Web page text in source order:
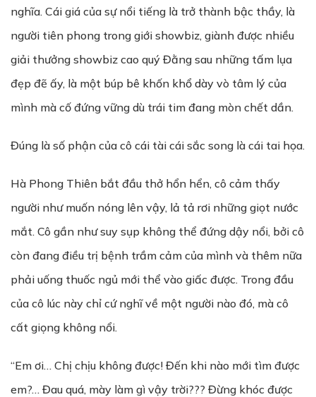
nghĩa. Cái giá của sự nổi tiếng là trở thành bậc thầy, là
người tiên phong trong giới showbiz, giành được nhiều
giải thưởng showbiz cao quý Đằng sau những tấm lụa
đẹp đẽ ấy, là một búp bê khốn khổ dày vò tâm lý của
mình mà cố đứng vững dù trái tim đang mòn chết dần.
Đúng là số phận của cô cái tài cái sắc song là cái tai họa.
Hà Phong Thiên bắt đầu thở hổn hển, cô cảm thấy
người như muốn nóng lên vậy, lả tả rơi những giọt nước
mắt. Cô gần như suy sụp không thể đứng dậy nổi, bởi cô
còn đang điều trị bệnh trầm cảm của mình và thêm nữa
phải uống thuốc ngủ mới thể vào giấc được. Trong đầu
của cô lúc này chỉ cứ nghĩ về một người nào đó, mà cô
cất giọng không nổi.
“Em ơi… Chị chịu không được! Đến khi nào mới tìm được
em?… Đau quá, mày làm gì vậy trời??? Đừng khóc được